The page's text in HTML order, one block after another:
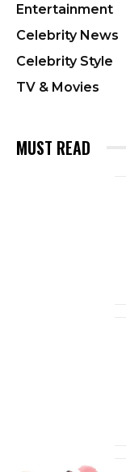
Entertainment
Celebrity News
Celebrity Style
TV & Movies
MUST READ